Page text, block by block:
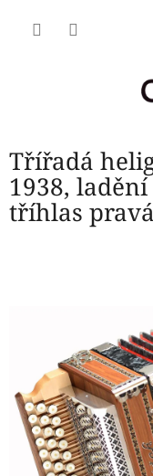
Třířadá
1938, ladění
tříhlas